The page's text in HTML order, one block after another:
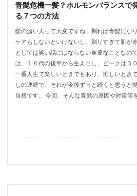
青髭危機一髪？ホルモンバランスで
る７つの方法
髭の濃い人って大変ですね。剃れば青髭にな
ケアもしないといけないし、剃りすぎて肌が
としては笑い話にはならない重要なことなの
は、１０代の後半から生え出し、ピークは３
一番人生で楽しいときでもあり、忙しいとき
しの連続で、それが今後ずっと続くと思うと
当然です。 今回、そんな青髭の原因や対策等